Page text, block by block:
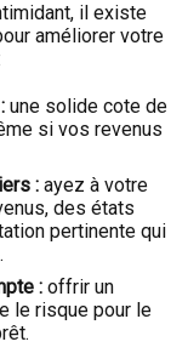
il existe
améliorer votre
une solide cote de
si vos revenus
: ayez à votre
des états
pertinente qui
: offrir un
le risque pour le